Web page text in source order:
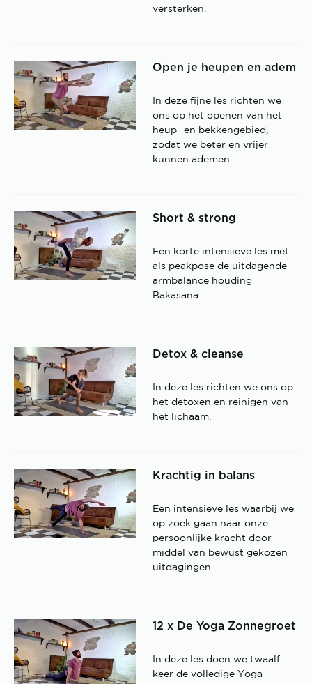
versterken.
Open je heupen en adem
In deze fijne les richten we
ons op het openen van het
heup- en bekkengebied,
zodat we beter en vrijer
kunnen ademen.
Short & strong
Een korte intensieve les met
als peakpose de uitdagende
armbalance houding
Bakasana.
Detox & cleanse
In deze les richten we ons op
het detoxen en reinigen van
het lichaam.
Krachtig in balans
Een intensieve les waarbij we
op zoek gaan naar onze
persoonlijke kracht door
middel van bewust gekozen
uitdagingen.
12 x De Yoga Zonnegroet
In deze les doen we twaalf
keer de volledige Yoga